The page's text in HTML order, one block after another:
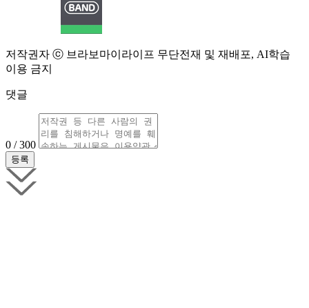
저작권자 ⓒ 브라보마이라이프 무단전재 및 재배포, AI학습
이용 금지
댓글
0 / 300